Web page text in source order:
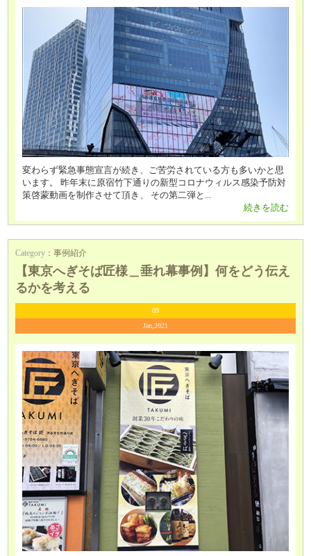
変わらず緊急事態宣言が続き、ご苦労されている方も多いかと思
います。 昨年末に原宿竹下通りの新型コロナウィルス感染予防対
策啓蒙動画を制作させて頂き、 その第二弾と...
続きを読む
Category ：事例紹介
【東京へぎそば匠様＿垂れ幕事例】何をどう伝え
るかを考える
09
Jan,2021